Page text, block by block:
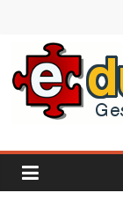
contenido
E-
duco: